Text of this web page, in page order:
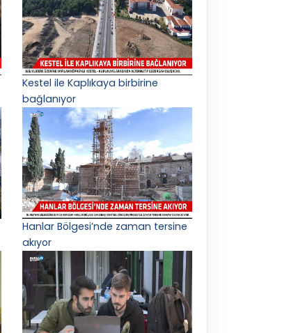
Kestel ile Kaplıkaya birbirine
bağlanıyor
Hanlar Bölgesi’nde zaman tersine
akıyor